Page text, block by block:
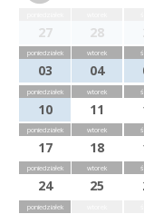
27 28
poniedziałek
03
wtorek
04
poniedziałek
10
wtorek
11
poniedziałek
17
wtorek
18
poniedziałek
24
wtorek
25
poniedziałek